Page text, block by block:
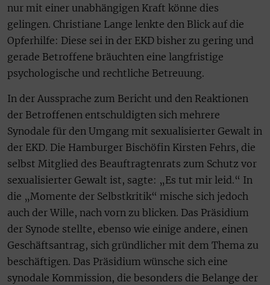
nur mit einer unabhängigen Kraft könne dies
gelingen. Christiane Lange lenkte den Blick auf die
Opferhilfe: Diese sei in der EKD bisher zu gering und
gerade Betroffene bräuchten eine langfristige
psychologische und rechtliche Betreuung.
In der Aussprache zum Bericht und den Reaktionen
der Betroffenen entschuldigten sich mehrere
Synodale für den Umgang mit sexualisierter Gewalt in
der EKD. Die Hamburger Bischöfin Kirsten Fehrs, die
selbst Mitglied des Beauftragtenrats zum Schutz vor
sexualisierter Gewalt ist, sagte: „Es tut mir leid.“ In
die „Momente der Selbstkritik“ mische sich jedoch
auch der Wille, nach vorn zu blicken. Das Präsidium
der Synode stellte, ebenso wie einige andere, einen
Geschäftsantrag, sich gründlicher mit dem Thema zu
beschäftigen. Das Präsidium wünsche sich eine
synodale Kommission, die besonders die Belange der